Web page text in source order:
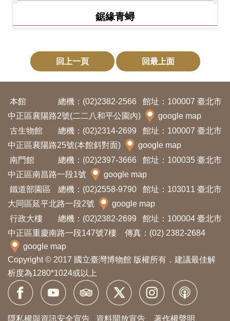
鋸緣青蟳
回上一頁 回最上面
本館 總機：(02)2382-2566
館址：100007 臺北市
中正區襄陽路2號(二二八和平公園內)
google map
古生物館
總機：(02)2314-2699
館址：100007 臺北市
中正區襄陽路25號(本館斜對面)
google map
南門館
總機：(02)2397-3666
館址：100035 臺北市
中正區南昌路一段1號
google map
鐵道部園區
總機：(02)2558-9790
館址：103011 臺北市
大同區延平北路一段2號
google map
行政大樓
總機：(02)2382-2699
館址：100004 臺北市
中正區重慶南路一段147號7樓 傳真：(02) 2382-2684
google map
Copyright © 2017 國立臺灣博物館 版權所有．建議最佳解
析度為1280*1024或以上
隱私權與資訊安全宣告 資料開放宣告 著作權聲明